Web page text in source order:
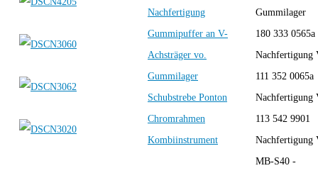
Nachfertigung
Gummilager
Gummipuffer an V-
Achsträger vo.
180 333 0565a
Nachfertigung
Gummilager
Schubstrebe Ponton
111 352 0065a
Nachfertigung
Chromrahmen
Kombiinstrument
113 542 9901
Nachfertigung
MB-S40 -